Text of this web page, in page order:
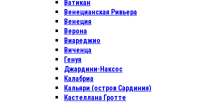
Ватикан
Венецианская Ривьера
Венеция
Верона
Виареджио
Виченца
Генуя
Джардини-Наксос
Калабриа
Кальяри (остров Сардиния)
Кастеллана Гротте